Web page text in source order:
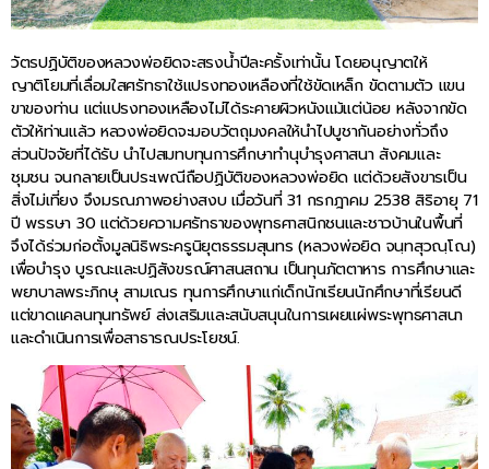
วัตรปฏิบัติของหลวงพ่อยิดจะสรงน้ำปีละครั้งเท่านั้น โดยอนุญาตให้
ญาติโยมที่เลื่อมใสศรัทธาใช้แปรงทองเหลืองที่ใช้ขัดเหล็ก ขัดตามตัว แขน
ขาของท่าน แต่แปรงทองเหลืองไม่ได้ระคายผิวหนังแม้แต่น้อย หลังจากขัด
ตัวให้ท่านแล้ว หลวงพ่อยิดจะมอบวัตถุมงคลให้นำไปบูชากันอย่างทั่วถึง
ส่วนปัจจัยที่ได้รับ นำไปสมทบทุนการศึกษาทำนุบำรุงศาสนา สังคมและ
ชุมชน จนกลายเป็นประเพณีถือปฏิบัติของหลวงพ่อยิด แต่ด้วยสังขารเป็น
สิ่งไม่เที่ยง จึงมรณภาพอย่างสงบ เมื่อวันที่ 31 กรกฎาคม 2538 สิริอายุ 71
ปี พรรษา 30 แต่ด้วยความศรัทธาของพุทธศาสนิกชนและชาวบ้านในพื้นที่
จึงได้ร่วมก่อตั้งมูลนิธิพระครูนิยุตธรรมสุนทร (หลวงพ่อยิด จนฺทสุวณฺโณ)
เพื่อบำรุง บูรณะและปฏิสังขรณ์ศาสนสถาน เป็นทุนภัตตาหาร การศึกษาและ
พยาบาลพระภิกษุ สามเณร ทุนการศึกษาแก่เด็กนักเรียนนักศึกษาที่เรียนดี
แต่ขาดแคลนทุนทรัพย์ ส่งเสริมและสนับสนุนในการเผยแผ่พระพุทธศาสนา
และดำเนินการเพื่อสาธารณประโยชน์.